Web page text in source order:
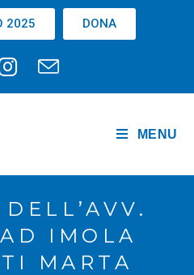
2025 DONA
MENU
IMOLA
MARTA